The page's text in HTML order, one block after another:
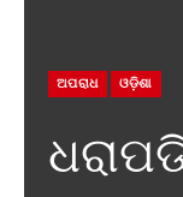
ଅପରାଧ ଓଡ଼ିଶା